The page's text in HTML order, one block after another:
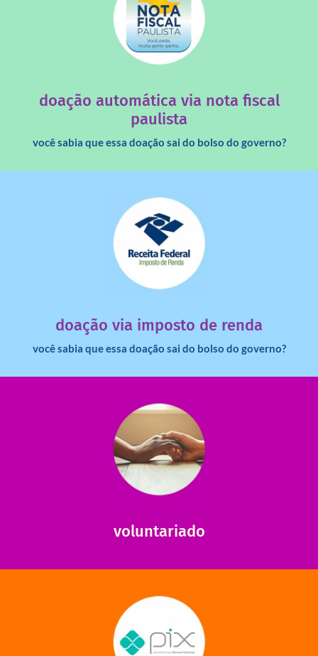
doação automática via nota fiscal
paulista
você sabia que essa doação sai do bolso do governo?
saiba mais
doação via imposto de renda
você sabia que essa doação sai do bolso do governo?
dinheiro deixa de ir para o governo?
saiba mais
voluntariado
ajudar com certos assuntos. Entre em contato conosco e
saiba como nos ajudar.
saiba mais
saiba mais